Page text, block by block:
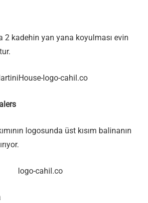
2 kadehin yan yana koyulması evin
logosunda üst kısım balinanın